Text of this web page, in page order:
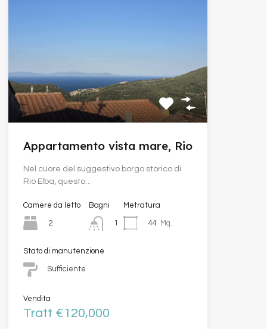
Appartamento vista mare, Rio
Nel cuore del suggestivo borgo storico di
Rio Elba, questo…
Camere da letto
2
Bagni
1
Metratura
44 Mq.
Stato di manutenzione
Sufficiente
Vendita
Tratt €120,000